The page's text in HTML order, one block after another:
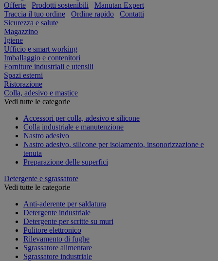
Offerte Prodotti sostenibili
Manutan Expert
Traccia il tuo ordine
Ordine rapido
Contatti
Sicurezza e salute
Magazzino
Igiene
Ufficio e smart working
Imballaggio e contenitori
Forniture industriali e utensili
Spazi esterni
Ristorazione
Colla, adesivo e mastice
Vedi tutte le categorie
Accessori per colla, adesivo e silicone
Colla industriale e manutenzione
Nastro adesivo
Nastro adesivo, silicone per isolamento, insonorizzazione e
tenuta
Preparazione delle superfici
Detergente e sgrassatore
Vedi tutte le categorie
Anti-aderente per saldatura
Detergente industriale
Detergente per scritte su muri
Pulitore elettronico
Rilevamento di fughe
Sgrassatore alimentare
Sgrassatore industriale